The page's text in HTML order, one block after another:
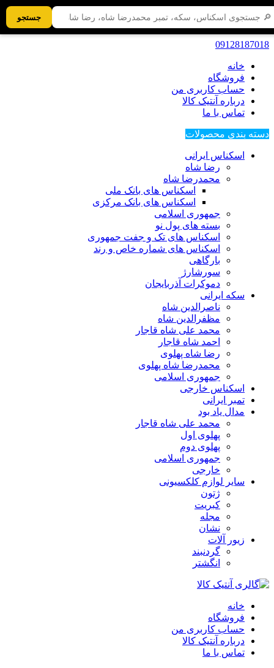
09128187018
خانه
فروشگاه
حساب کاربری من
درباره آنتیک کالا
تماس با ما
دسته بندی محصولات
اسکناس ایرانی
رضا شاه
محمدرضا شاه
اسکناس های بانک ملی
اسکناس های بانک مرکزی
جمهوری اسلامی
بسته های پول نو
اسکناس های تک و جفت جمهوری
اسکناس های شماره خاص و رند
بارگاهی
سورشارژ
دموکرات آذربایجان
سکه ایرانی
ناصرالدین شاه
مظفرالدین شاه
محمد علی شاه قاجار
احمد شاه قاجار
رضا شاه پهلوی
محمدرضا شاه پهلوی
جمهوری اسلامی
اسکناس خارجی
تمبر ایرانی
مدال یاد بود
محمد علی شاه قاجار
پهلوی اول
پهلوی دوم
جمهوری اسلامی
خارجی
سایر لوازم کلکسیونی
ژتون
کبریت
مجله
نشان
زیور آلات
گردنبند
انگشتر
خانه
فروشگاه
حساب کاربری من
درباره آنتیک کالا
تماس با ما
جستجو